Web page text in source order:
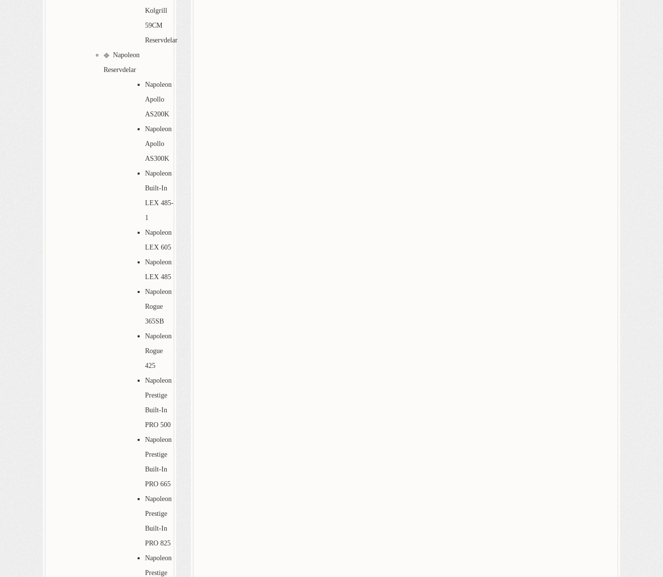
Kolgrill
59CM
Reservdelar
Napoleon
Reservdelar
Napoleon
Apollo
AS200K
Napoleon
Apollo
AS300K
Napoleon
Built-In
LEX 485-
1
Napoleon
LEX 605
Napoleon
LEX 485
Napoleon
Rogue
365SB
Napoleon
Rogue
425
Napoleon
Prestige
Built-In
PRO 500
Napoleon
Prestige
Built-In
PRO 665
Napoleon
Prestige
Built-In
PRO 825
Napoleon
Prestige